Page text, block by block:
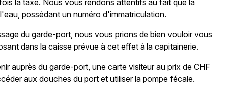
la taxe. Nous vous rendons attentifs au fait que la
possédant un numéro d'immatriculation.
du garde-port, nous vous prions de bien vouloir vous
dans la caisse prévue à cet effet à la capitainerie.
auprès du garde-port, une carte visiteur au prix de CHF
aux douches du port et utiliser la pompe fécale.